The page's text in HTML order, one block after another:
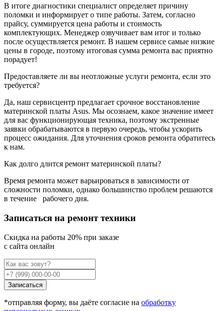
В итоге диагностики специалист определяет причину
поломки и информирует о типе работы. Затем, согласно
прайсу, суммируется цена работы и стоимость
комплектующих. Менеджер озвучивает вам итог и только
после осуществляется ремонт. В нашем сервисе самые низкие
цены в городе, поэтому итоговая сумма ремонта вас приятно
порадует!
Предоставляете ли вы неотложные услуги ремонта, если это
требуется?
Да, наш сервисцентр предлагает срочное восстановление
материнской платы Asus. Мы осознаем, какое значение имеет
для вас функционирующая техника, поэтому экстренные
заявки обрабатываются в первую очередь, чтобы ускорить
процесс ожидания. Для уточнения сроков ремонта обратитесь
к нам.
Как долго длится ремонт материнской платы?
Время ремонта может варьироваться в зависимости от
сложности поломки, однако большинство проблем решаются
в течение
рабочего дня.
Записаться на ремонт техники
Cкидка на работы 20% при заказе
с сайта онлайн
Записаться
*отправляя форму, вы даёте согласие на обработку